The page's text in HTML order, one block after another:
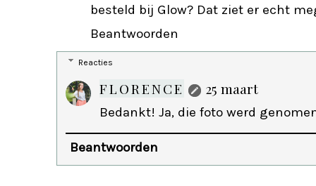
besteld bij Glow? Dat ziet er echt
Beantwoorden
Reacties
FLORENCE 25 maart
Bedankt! Ja, die foto werd
Beantwoorden